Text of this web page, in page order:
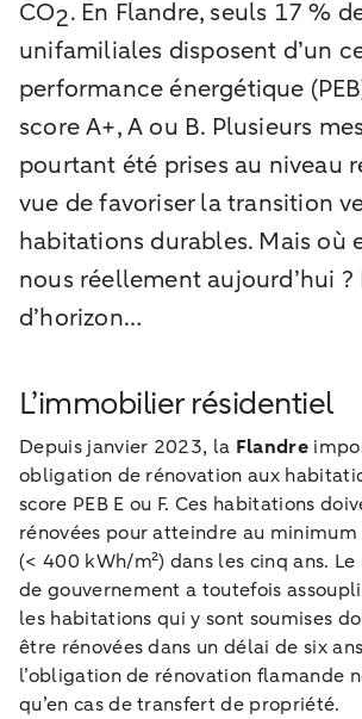
CO2. En Flandre, seuls 17 %
unifamiliales disposent d’un
performance énergétique
score A+, A ou B. Plusieurs
pourtant été prises au niveau
vue de favoriser la transition
habitations durables. Mais où
nous réellement aujourd’hui
d’horizon…
L’immobilier résidentiel
Depuis janvier 2023, la Flandre
obligation de rénovation aux
score PEB E ou F. Ces habitations
rénovées pour atteindre au minimum
(< 400 kWh/m²) dans les cinq ans.
de gouvernement a toutefois
les habitations qui y sont soumises
être rénovées dans un délai de six
l’obligation de rénovation flamande
qu’en cas de transfert de propriété.